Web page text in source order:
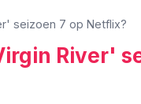
seizoen 7 op Netflix?
River'